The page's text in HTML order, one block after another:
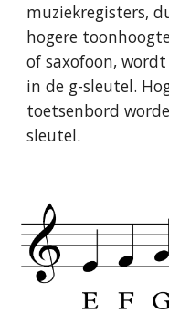
muziekregisters,
hogere
of saxofoon,
in de g-sleutel.
toetsenbord
sleutel.